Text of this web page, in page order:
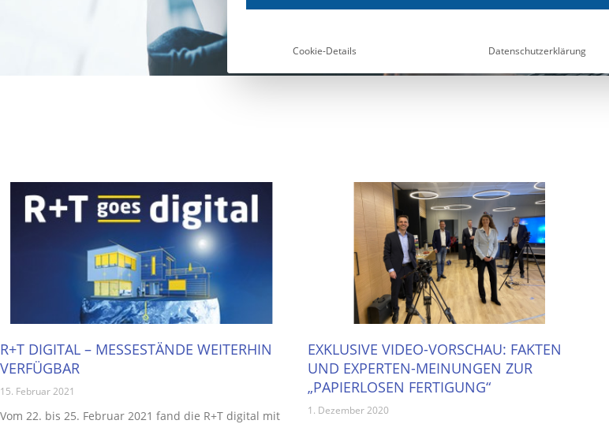
R+T DIGITAL – MESSESTÄNDE WEITERHIN
VERFÜGBAR
15. Februar 2021
Vom 22. bis 25. Februar 2021 fand die R+T digital mit
EXKLUSIVE VIDEO-VORSCHAU: FAKTEN
UND EXPERTEN-MEINUNGEN ZUR
„PAPIERLOSEN FERTIGUNG“
1. Dezember 2020
Cookie-Details Datenschutzerklärung